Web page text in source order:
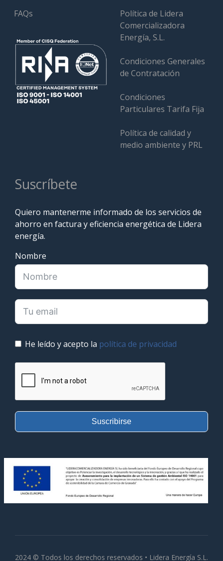
FAQs
Política de Lidera
Comercializadora
Energía, S.L.
Condiciones Generales
de Contratación
Condiciones
Particulares Tarifa Fija
Política de calidad y
medio ambiente y PRL
Suscríbete
Quiero mantenerme informado de los servicios de
ahorro en factura y eficiencia energética de Lidera
energía.
Nombre
He leído y acepto la política de privacidad
Suscribirse
2024 © Todos los derechos reservados • Lidera Energía S.L.